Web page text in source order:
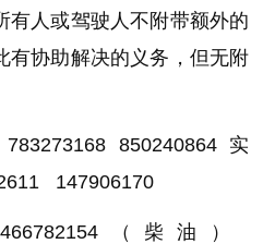
有人或驾驶人不附带额外的
有协助解决的义务，但无附
783273168 850240864 实
147906170
（柴油）